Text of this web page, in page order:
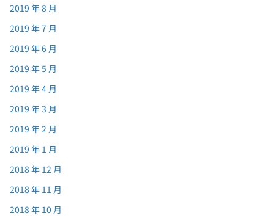
2019 年 8 月
2019 年 7 月
2019 年 6 月
2019 年 5 月
2019 年 4 月
2019 年 3 月
2019 年 2 月
2019 年 1 月
2018 年 12 月
2018 年 11 月
2018 年 10 月